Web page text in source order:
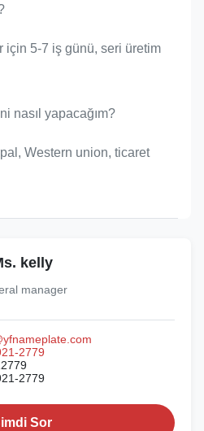
için 5-7 iş günü, seri üretim
nasıl yapacağım?
Western union, ticaret
kelly
manager
2779
2779
Sor